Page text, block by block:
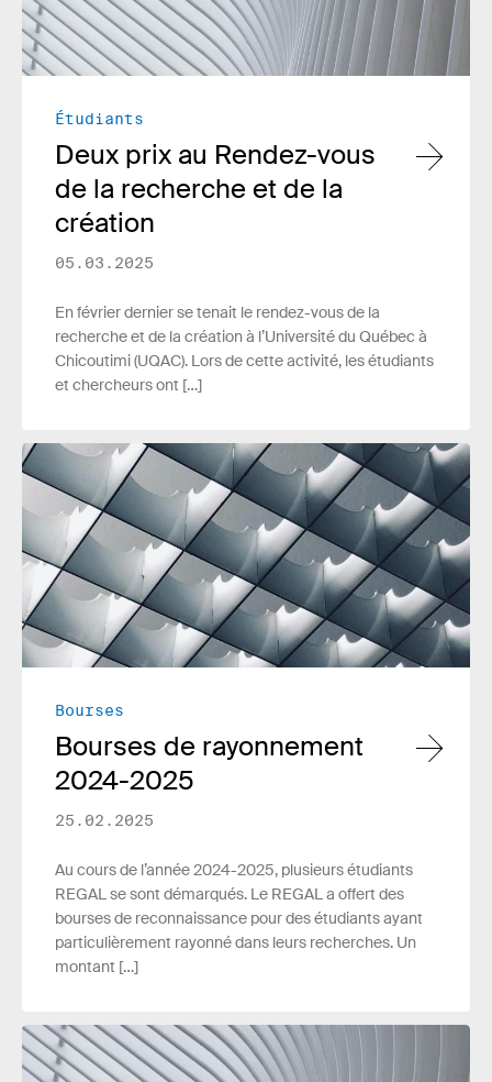
Étudiants
Deux prix au Rendez-vous
de la recherche et de la
création
05.03.2025
En février dernier se tenait le rendez-vous de la
recherche et de la création à l’Université du Québec à
Chicoutimi (UQAC). Lors de cette activité, les étudiants
et chercheurs ont […]
Lire plus
Bourses
Bourses de rayonnement
2024-2025
25.02.2025
Au cours de l’année 2024-2025, plusieurs étudiants
REGAL se sont démarqués. Le REGAL a offert des
bourses de reconnaissance pour des étudiants ayant
particulièrement rayonné dans leurs recherches. Un
montant […]
Lire plus